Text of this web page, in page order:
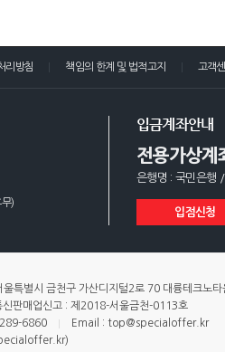
리방침 책임의 한계 및 법적고지 고객
)
입금계좌안내
전용가상계
은행명 : 국민은행
입점신청
울특별시 금천구 가산디지털2로 70 대륭테크노
신판매업신고 : 제2018-서울금천-0113호
6860
Email : top@specialoffer.kr